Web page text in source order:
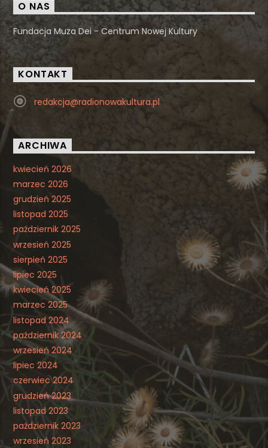
O NAS
Fundacja Muza Dei - Centrum Nowej Kultury
KONTAKT
redakcja@radionowakultura.pl
ARCHIWA
kwiecień 2026
marzec 2026
grudzień 2025
listopad 2025
październik 2025
wrzesień 2025
sierpień 2025
lipiec 2025
kwiecień 2025
marzec 2025
listopad 2024
październik 2024
wrzesień 2024
lipiec 2024
czerwiec 2024
grudzień 2023
listopad 2023
październik 2023
wrzesień 2023